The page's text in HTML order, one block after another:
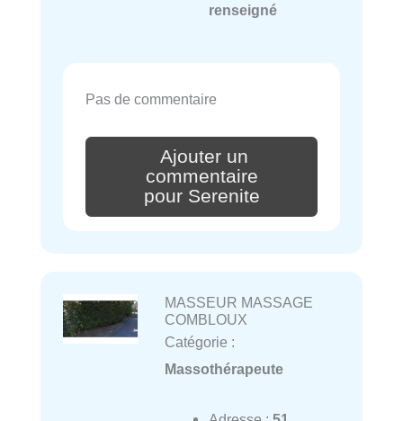
renseigné
Pas de commentaire
Ajouter un
commentaire
pour Serenite
MASSEUR MASSAGE
COMBLOUX
Catégorie :
Massothérapeute